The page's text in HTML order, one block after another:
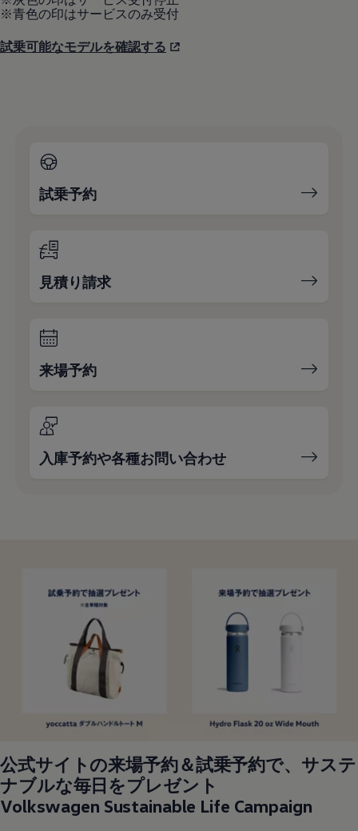
※青色の印はサービスのみ受付
試乗可能なモデルを確認する
試乗予約
見積り請求
来場予約
入庫予約や各種お問い合わせ
公式サイトの来場予約＆試乗予約で、サステ
ナブルな毎日をプレゼント
Volkswagen Sustainable Life Campaign